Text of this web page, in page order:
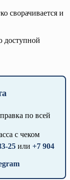
сворачивается и
доступной
по всей
с чеком
25 или +7 904